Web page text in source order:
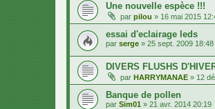
Une nouvelle espèce !!!
par pilou » 16 mai 2015
essai d'eclairage leds
par serge » 25 sept. 2009 18:48
DIVERS FLUSHS
par HARRYMANAE » 12
Banque de pollen
par Sim01 » 21 avr. 2014 20:19